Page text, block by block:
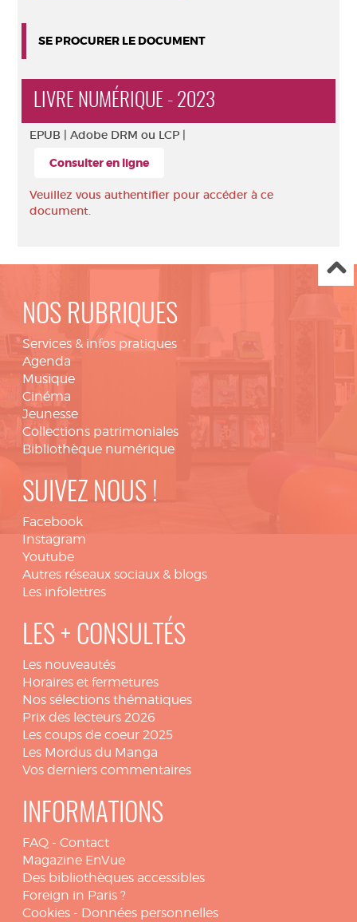
SE PROCURER LE DOCUMENT
LIVRE NUMÉRIQUE - 2023
EPUB | Adobe DRM ou LCP |
Consulter en ligne
Veuillez vous authentifier pour accéder à ce
document.
NOS RUBRIQUES
Services & infos pratiques
Agenda
Musique
Cinéma
Jeunesse
Collections patrimoniales
Bibliothèque numérique
SUIVEZ NOUS !
Facebook
Instagram
Youtube
Autres réseaux sociaux & blogs
Les infolettres
LES + CONSULTÉS
Les nouveautés
Horaires et fermetures
Nos sélections thématiques
Prix des lecteurs 2026
Les coups de coeur 2025
Les Mordus du Manga
Vos derniers commentaires
INFORMATIONS
FAQ - Contact
Magazine EnVue
Des bibliothèques accessibles
Foreign in Paris ?
Cookies - Données personnelles